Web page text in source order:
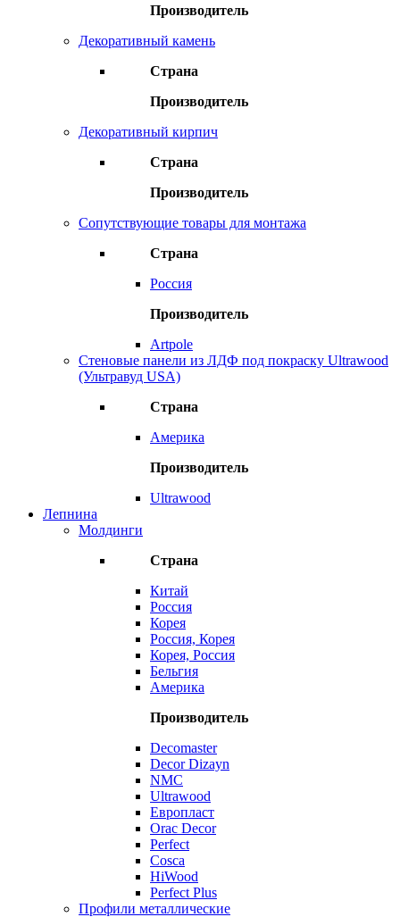
Производитель
Декоративный камень
Страна
Производитель
Декоративный кирпич
Страна
Производитель
Сопутствующие товары для монтажа
Страна
Россия
Производитель
Artpole
Стеновые панели из ЛДФ под покраску Ultrawood
(Ультравуд USA)
Страна
Америка
Производитель
Ultrawood
Лепнина
Молдинги
Страна
Китай
Россия
Корея
Россия, Корея
Корея, Россия
Бельгия
Америка
Производитель
Decomaster
Decor Dizayn
NMC
Ultrawood
Европласт
Orac Decor
Perfect
Cosca
HiWood
Perfect Plus
Профили металлические